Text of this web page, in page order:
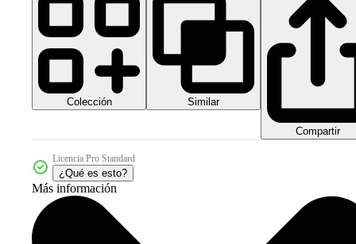
Colección Similar
Compartir
Licencia Pro Standard
¿Qué es esto?
Más información